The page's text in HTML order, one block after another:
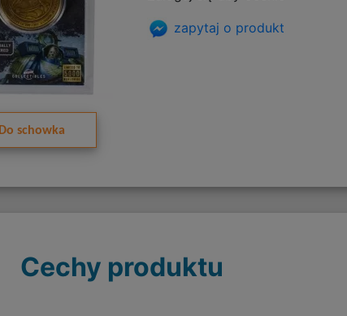
Do schowka
zapytaj o produkt
Cechy produktu